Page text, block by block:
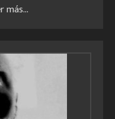
más...